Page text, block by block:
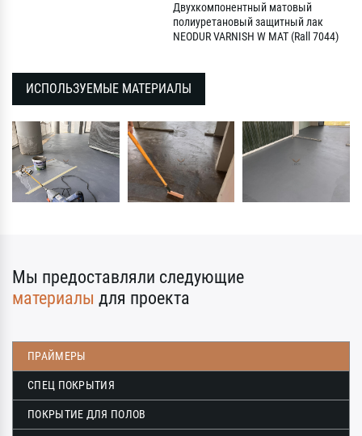
Двухкомпонентный матовый
полиуретановый защитный лак
NEODUR VARNISH W MAT (Rall 7044)
ИСПОЛЬЗУЕМЫЕ МАТЕРИАЛЫ
Мы предоставляли следующие
материалы для проекта
ПРАЙМЕРЫ
СПЕЦ ПОКРЫТИЯ
ПОКРЫТИЕ ДЛЯ ПОЛОВ